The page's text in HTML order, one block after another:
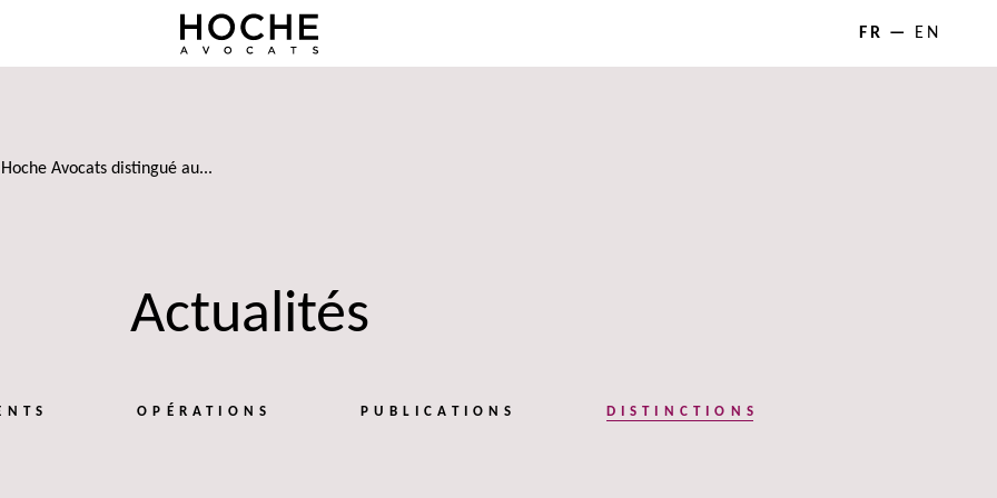
FR EN
Hoche Avocats distingué au...
Actualités
OPÉRATIONS PUBLICATIONS DISTINCTIONS